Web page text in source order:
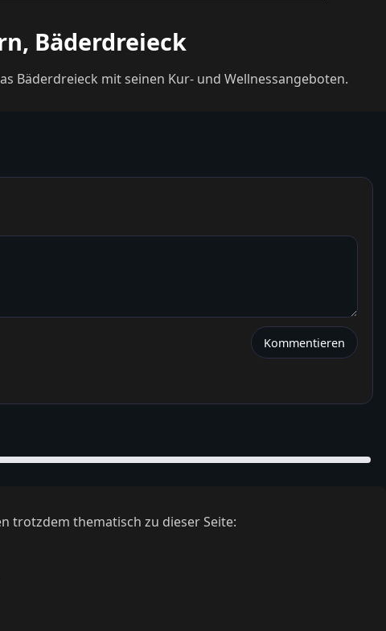
Bäderdreieck
Bäderdreieck mit seinen Kur- und Wellnessangeboten.
Kommentieren
trotzdem thematisch zu dieser Seite: